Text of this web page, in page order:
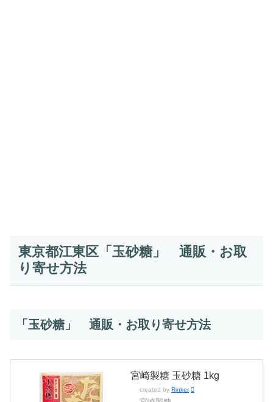
東京都江東区「玉砂糖」 通販・お取
り寄せ方法
「玉砂糖」 通販・お取り寄せ方法
宮崎製糖 玉砂糖 1kg
created by Rinker